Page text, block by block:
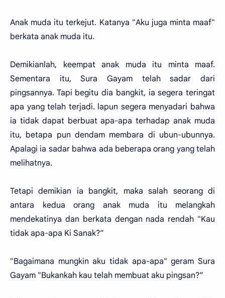
Anak muda itu terkejut. Katanya "Aku juga minta maaf"
berkata anak muda itu.
Demikianlah, keempat anak muda itu minta maaf.
Sementara itu, Sura Gayam telah sadar dari
pingsannya. Tapi begitu dia bangkit, ia segera teringat
apa yang telah terjadi. lapun segera menyadari bahwa
ia tidak dapat berbuat apa-apa terhadap anak muda
itu, betapa pun dendam membara di ubun-ubunnya.
Apalagi ia sadar bahwa ada beberapa orang yang telah
melihatnya.
Tetapi demikian ia bangkit, maka salah seorang di
antara kedua orang anak muda itu melangkah
mendekatinya dan berkata dengan nada rendah "Kau
tidak apa-apa Ki Sanak?”
"Bagaimana mungkin aku tidak apa-apa" geram Sura
Gayam "Bukankah kau telah membuat aku pingsan?”